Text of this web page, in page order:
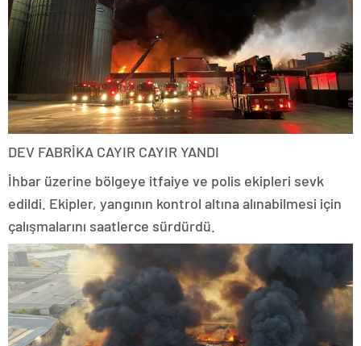
DEV FABRİKA CAYIR CAYIR YANDI
İhbar üzerine bölgeye itfaiye ve polis ekipleri sevk
edildi. Ekipler, yangının kontrol altına alınabilmesi için
çalışmalarını saatlerce sürdürdü.